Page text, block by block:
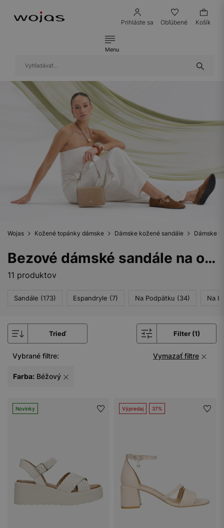
Prihláste sa Obľúbené Košík
Menu
Wojas Kožené topánky dámske Dámske kožené sandále Dámske
Bezové dámské sandále na opätku
11 produktov
Sandále (173) Espandryle (7) Na Podpätku (34) Na
Trieď Filter (1)
Vybrané filtre: Vymazať filtre
Farba: Béžový
Novinky Výpredaj 37%